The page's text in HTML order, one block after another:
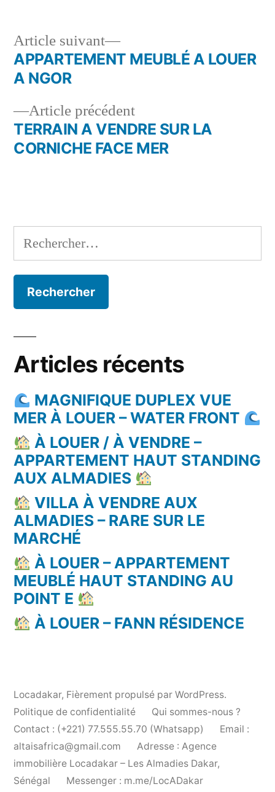
Navigation
l’article
Article précédentArticle
précédent :
TERRAIN A VENDRE SUR LA
CORNICHE FACE MER
Article suivant
Article
suivant :
APPARTEMENT MEUBLÉ A LOUER
A NGOR
Rechercher :
Articles récents
MAGNIFIQUE DUPLEX VUE
MER À LOUER – WATER FRONT
À LOUER / À VENDRE –
APPARTEMENT HAUT STANDING
AUX ALMADIES
VILLA À VENDRE AUX
ALMADIES – RARE SUR LE
MARCHÉ
À LOUER – APPARTEMENT
MEUBLÉ HAUT STANDING AU
POINT E
À LOUER – FANN RÉSIDENCE
Locadakar, Fièrement propulsé par WordPress.
Politique de confidentialité
Qui sommes-nous ?
Contact : (+221) 77.555.55.70 (Whatsapp)
Email :
altaisafrica@gmail.com
Adresse : Agence
immobilière Locadakar – Les Almadies Dakar,
Sénégal
Messenger : m.me/LocADakar